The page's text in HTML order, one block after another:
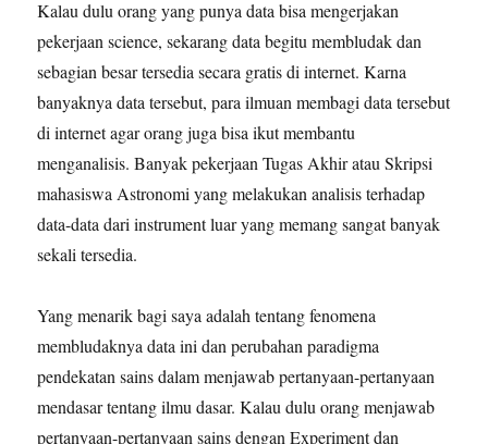
Kalau dulu orang yang punya data bisa mengerjakan
pekerjaan science, sekarang data begitu membludak dan
sebagian besar tersedia secara gratis di internet. Karna
banyaknya data tersebut, para ilmuan membagi data tersebut
di internet agar orang juga bisa ikut membantu
menganalisis. Banyak pekerjaan Tugas Akhir atau Skripsi
mahasiswa Astronomi yang melakukan analisis terhadap
data-data dari instrument luar yang memang sangat banyak
sekali tersedia.
Yang menarik bagi saya adalah tentang fenomena
membludaknya data ini dan perubahan paradigma
pendekatan sains dalam menjawab pertanyaan-pertanyaan
mendasar tentang ilmu dasar. Kalau dulu orang menjawab
pertanyaan-pertanyaan sains dengan Experiment dan